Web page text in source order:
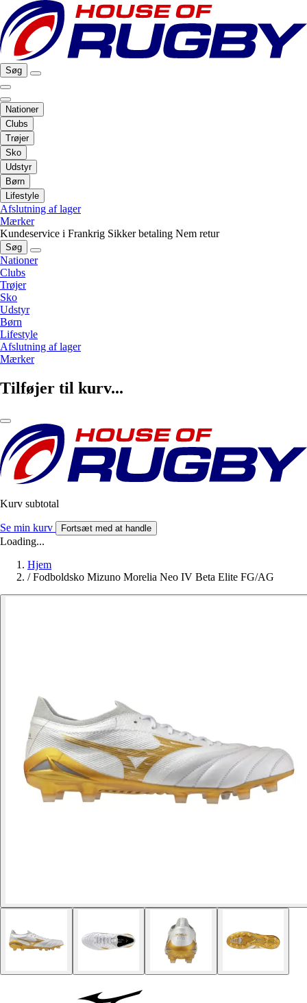
Søg
Nationer
Clubs
Trøjer
Sko
Udstyr
Børn
Lifestyle
Afslutning af lager
Mærker
Kundeservice i Frankrig Sikker betaling Nem retur
Søg
Nationer
Clubs
Trøjer
Sko
Udstyr
Børn
Lifestyle
Afslutning af lager
Mærker
Tilføjer til kurv...
Kurv subtotal
Se min kurv Fortsæt med at handle
Loading...
Hjem
/ Fodboldsko Mizuno Morelia Neo IV Beta Elite FG/AG